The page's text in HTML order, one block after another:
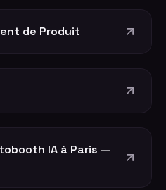
de Produit
IA à Paris —